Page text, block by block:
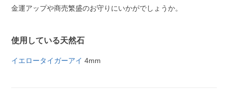
金運アップや商売繁盛のお守りにいかがでしょうか。
使用している天然石
イエロータイガーアイ 4mm